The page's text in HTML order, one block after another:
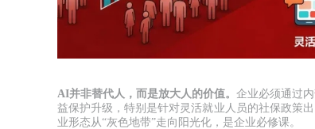
AI并非替代人，而是放大人的价值。企业必须通过
益保护升级，特别是针对灵活就业人员的社保政策
业形态从“灰色地带”走向阳光化，是企业必修课。